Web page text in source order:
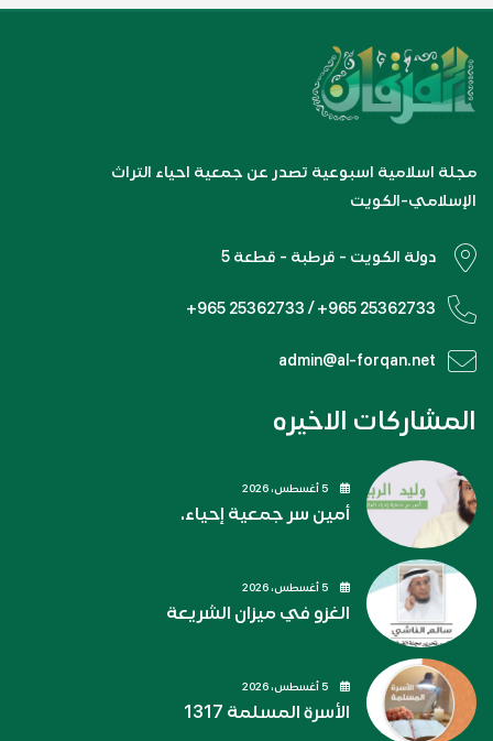
مجلة اسلامية اسبوعية تصدر عن جمعية احياء التراث
الإسلامي-الكويت
دولة الكويت - قرطبة - قطعة 5
+965 25362733 / +965 25362733
admin@al-forqan.net
المشاركات الاخيره
أمين سر جمعية إحياء.
الغزو في ميزان الشريعة
الأسرة المسلمة 1317